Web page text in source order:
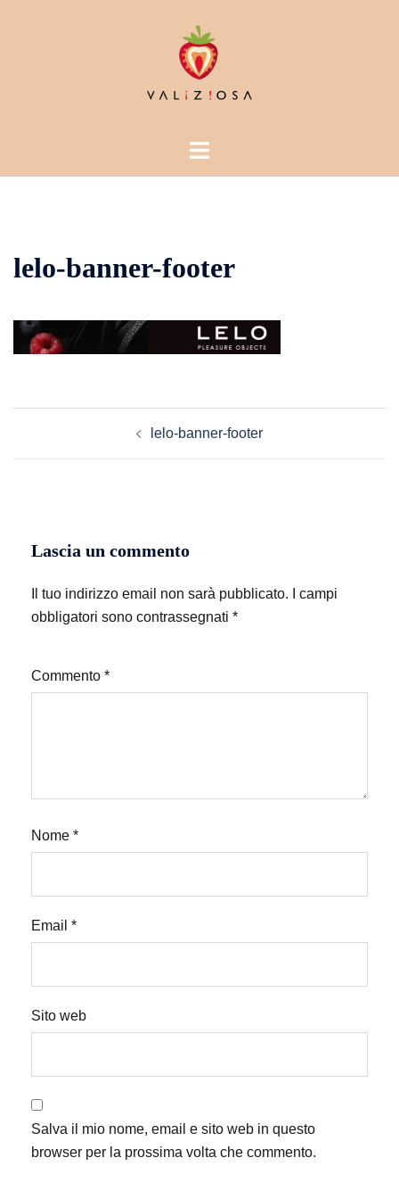
Mostra/Nascondi
lelo-banner-footer
lelo-banner-footer
Lascia un commento
Il tuo indirizzo email non sarà pubblicato.
I campi
obbligatori sono contrassegnati *
Commento *
Nome *
Email *
Sito web
Salva il mio nome, email e sito web in questo
browser per la prossima volta che commento.